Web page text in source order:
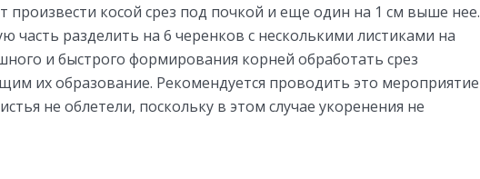
произвести косой срез под почкой и еще один на 1 см выше нее.
часть разделить на 6 черенков с несколькими листиками на
и быстрого формирования корней обработать срез
их образование. Рекомендуется проводить это мероприятие
не облетели, поскольку в этом случае укоренения не